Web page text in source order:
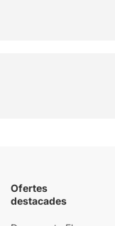
Ofertes
destacades